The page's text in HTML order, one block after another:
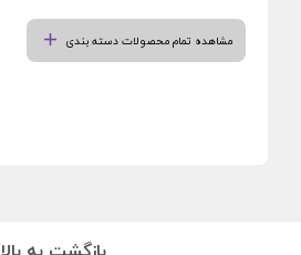
مشاهده تمام محصولات دسته بندی